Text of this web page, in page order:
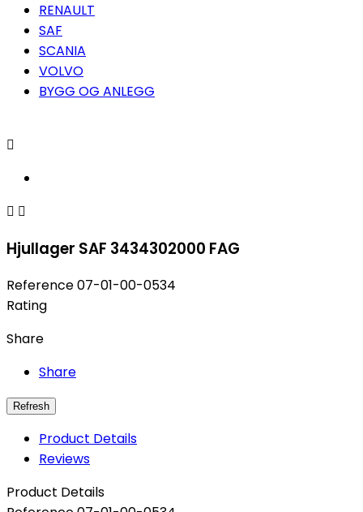
RENAULT
SAF
SCANIA
VOLVO
BYGG OG ANLEGG

 
Hjullager SAF 3434302000 FAG
Reference07-01-00-0534
Rating
Share
Share
Product Details
Reviews
Product Details